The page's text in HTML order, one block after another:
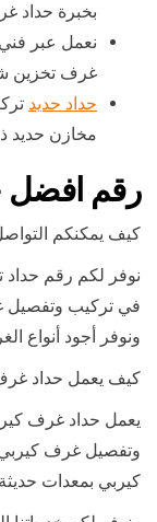
بخبرة حداد
نعمل عبر
غرف تخزين
حداد حديد
مخازن حديد
رقم افضل
كيف يمكنكم
نوفر لكم رقم
في تركيب وتفصيل
ونوفر أجود أنواع
كيف يعمل حداد
يعمل حداد غرف
وتفصيل غرف
كيربي بمعدات